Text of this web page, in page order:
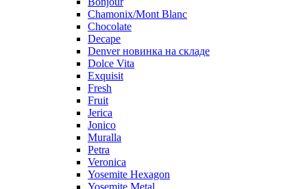
Chamonix/Mont Blanc
Chocolate
Decape
Denver новинка на складе
Dolce Vita
Exquisit
Fresh
Fruit
Jerica
Jonico
Muralla
Petra
Veroniсa
Yosemite Hexagon
Yosemite Metal